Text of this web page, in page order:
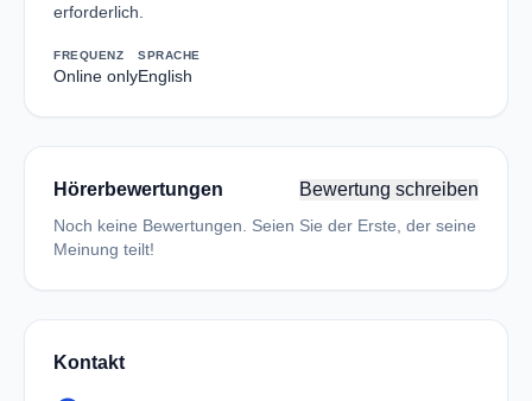
erforderlich.
FREQUENZ
Online only
SPRACHE
English
Hörerbewertungen Bewertung schreiben
Noch keine Bewertungen. Seien Sie der Erste, der seine
Meinung teilt!
Kontakt